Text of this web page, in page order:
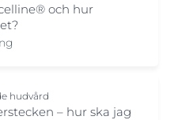
och hur
hudvård
– hur ska jag